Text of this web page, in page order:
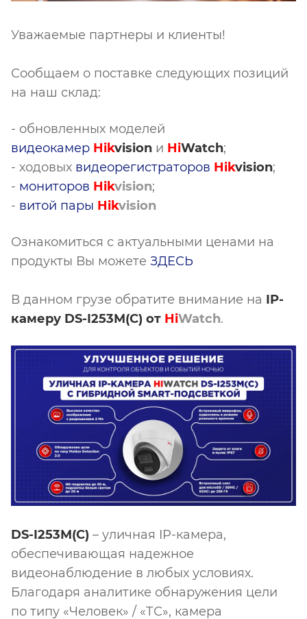
Уважаемые партнеры и клиенты!
Сообщаем о поставке следующих позиций
на наш склад:
- обновленных моделей
видеокамер Hikvision и HiWatch;
- ходовых видеорегистраторов Hikvision;
- мониторов Hikvision;
- витой пары Hikvision
Ознакомиться с актуальными ценами на
продукты Вы можете ЗДЕСЬ
В данном грузе обратите внимание на IP-
камеру DS-I253M(C) от HiWatch.
DS-I253M(C) – уличная IP-камера,
обеспечивающая надежное
видеонаблюдение в любых условиях.
Благодаря аналитике обнаружения цели
по типу «Человек» / «ТС», камера